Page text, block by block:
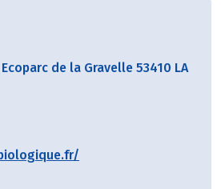
Ecoparc de la Gravelle 53410 LA